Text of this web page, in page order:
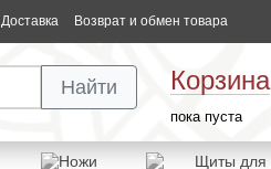
Доставка Возврат и обмен товара
Корзина
пока пуста
Найти